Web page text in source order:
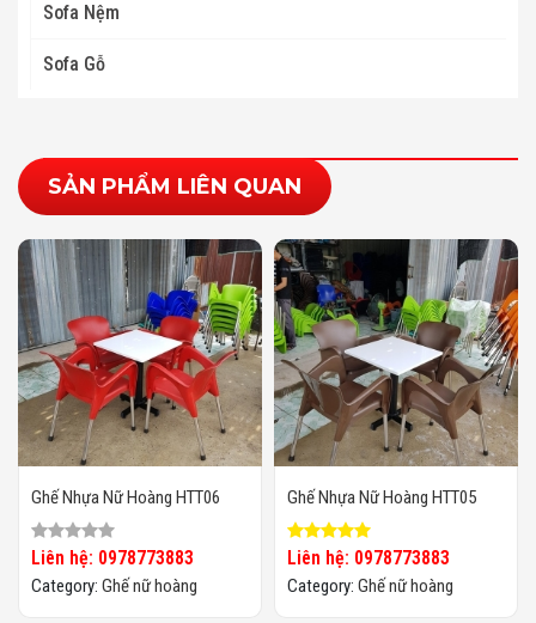
Sofa Nệm
Sofa Gỗ
SẢN PHẨM LIÊN QUAN
Ghế Nhựa Nữ Hoàng HTT06
Liên hệ: 0978773883
Category: Ghế nữ hoàng
Ghế Nhựa Nữ Hoàng HTT05
Liên hệ: 0978773883
Category: Ghế nữ hoàng